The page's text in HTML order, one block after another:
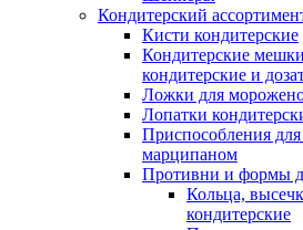
Кондитерский
Кисти кондитерские
Кондитерские
кондитерские и
Ложки для
Лопатки
Приспособления
марципаном
Противни и формы
Кольца,
кондитерские